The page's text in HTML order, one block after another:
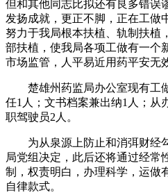
但和其他同志比拟还有良多错误
发扬成就，更正不脚，正在工做
努力于我局根本扶植、轨制扶植
部扶植，使我局各项工做有一个
市场监管，人平易近用药平安无
楚雄州药监局办公室现有工
任1人；文书档案兼出纳1人；从
职驾驶员2人。
为从泉源上防止和消弭财经勾
局党组决定，此后还将通过经常
制，权责明白，办理科学，运做
自律款式。